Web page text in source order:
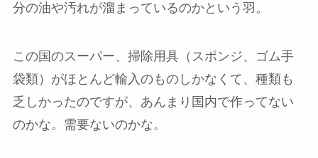
分の油や汚れが溜まっているのかという羽。
この国のスーパー、掃除用具（スポンジ、ゴム手
袋類）がほとんど輸入のものしかなくて、種類も
乏しかったのですが、あんまり国内で作ってない
のかな。需要ないのかな。